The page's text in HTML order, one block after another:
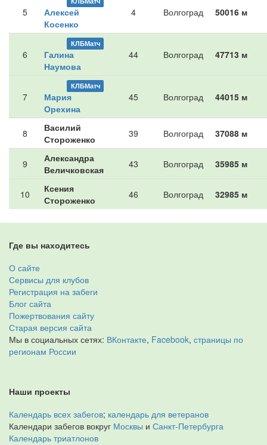
5
Алексей
Косенко
4 Волгоград 50016 м
6
КЛБМатч
Галина
Наумова
44 Волгоград 47713 м
7
КЛБМатч
Мария
Орехина
45 Волгоград 44015 м
8
Василий
Стороженко
39 Волгоград 37088 м
9
Александра
Величковская
43 Волгоград 35985 м
10
Ксения
Стороженко
46 Волгоград 32985 м
Где вы находитесь
О сайте
Сервисы для клубов
Регистрация на забеги
Блог сайта
Пожертвования сайту
Старая версия сайта
Мы в социальных сетях: ВКонтакте, Facebook, страницы по
регионам России
Наши проекты
Календарь всех забегов; календарь для ветеранов
Календари забегов вокруг Москвы и Санкт-Петербурга
Календарь триатлонов